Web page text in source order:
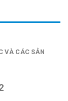
VÀ CÁC SẢN